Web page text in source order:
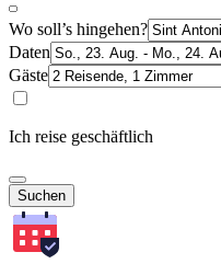
Wo soll’s hingehen?
Daten
Gäste
Ich reise geschäftlich
Suchen